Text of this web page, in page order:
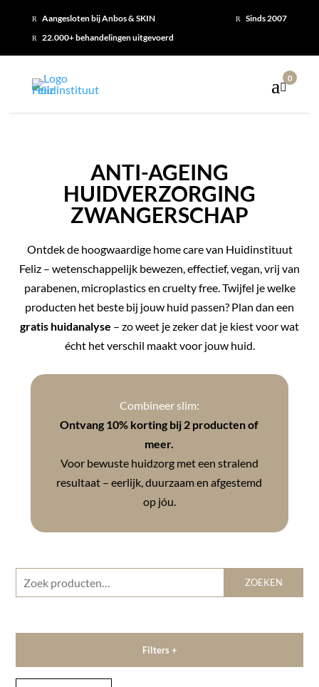
R Aangesloten bij Anbos & SKIN R Sinds 2007
R 22.000+ behandelingen uitgevoerd

0
ANTI-AGEING
HUIDVERZORGING
ZWANGERSCHAP
Ontdek de hoogwaardige home care van Huidinstituut
Feliz – wetenschappelijk bewezen, effectief, vegan, vrij van
parabenen, microplastics en cruelty free. Twijfel je welke
producten het beste bij jouw huid passen? Plan dan een
gratis huidanalyse – zo weet je zeker dat je kiest voor wat
écht het verschil maakt voor jouw huid.
Combineer slim:
Ontvang 10% korting bij 2 producten of
meer.
Voor bewuste huidzorg met een stralend
resultaat – eerlijk, duurzaam en afgestemd
op jóu.
Zoeken
naar:
ZOEKEN
Filters +